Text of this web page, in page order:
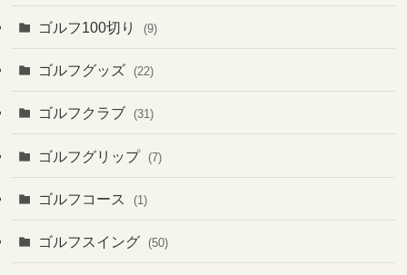
ゴルフ100切り (9)
ゴルフグッズ (22)
ゴルフクラブ (31)
ゴルフグリップ (7)
ゴルフコース (1)
ゴルフスイング (50)